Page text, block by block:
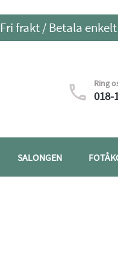
Fri frakt / Betala
Ring
018-
SALONGEN